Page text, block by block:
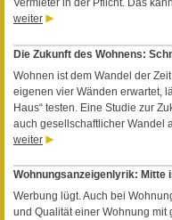
Vermieter in der Pflicht. Das
weiter
Die Zukunft des Wohnens:
Wohnen ist dem Wandel der
eigenen vier Wänden erwartet,
Haus“ testen. Eine Studie zur
auch gesellschaftlicher Wandel
weiter
Wohnungsanzeigenlyrik: Mitte
Werbung lügt. Auch bei
und Qualität einer Wohnung